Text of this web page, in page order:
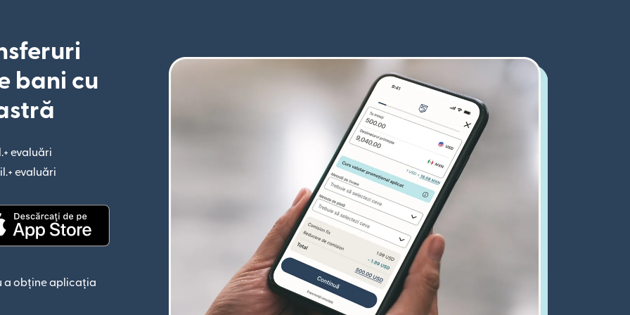
bani cu
evaluări
(se deschide într-o fereastră nouă)
evaluări
(se deschide într-o fereastră nouă)
a obține aplicația